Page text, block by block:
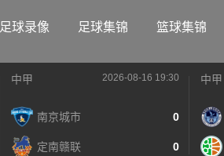
足球录像 足球集锦 篮球集锦
中甲 2026-08-16 19:30
南京城市 0
定南赣联 0
中甲